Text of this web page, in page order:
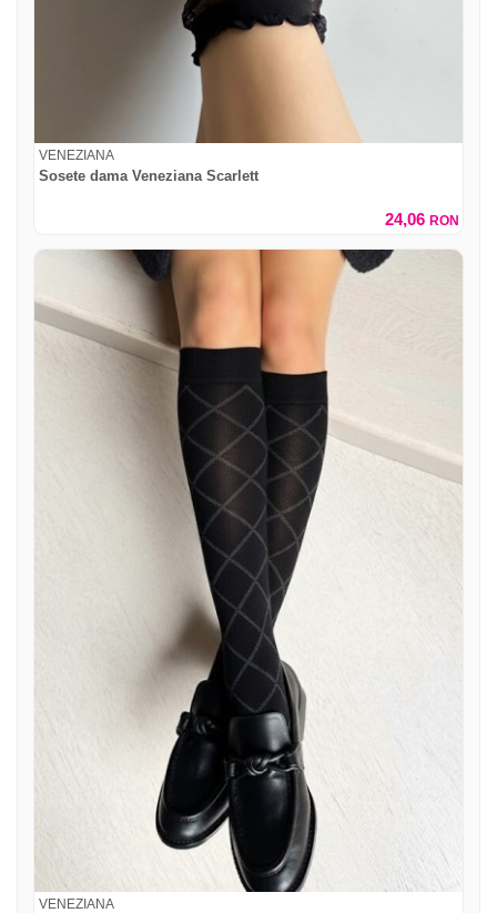
VENEZIANA
Sosete dama Veneziana Scarlett
24,06 RON
VENEZIANA